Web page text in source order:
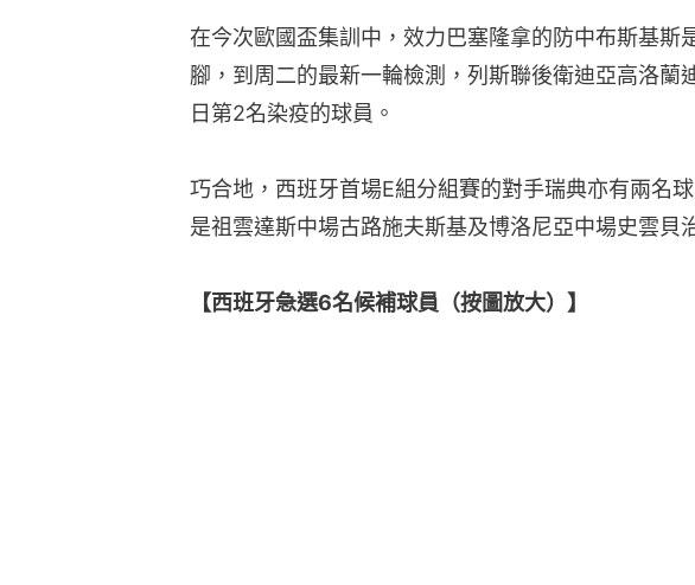
在今次歐國盃集訓中，效力巴塞隆拿的防中布斯基斯
腳，到周二的最新一輪檢測，列斯聯後衛迪亞高洛蘭
日第2名染疫的球員。
巧合地，西班牙首場E組分組賽的對手瑞典亦有兩名
是祖雲達斯中場古路施夫斯基及博洛尼亞中場史雲貝
【西班牙急選6名候補球員（按圖放大）】